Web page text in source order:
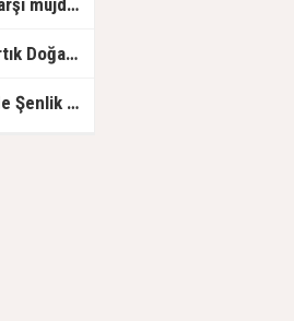
Fettah Can'dan Bursaspor marşı müjdesi
Osmangazi’de Zirai Atıklar Artık Doğaya Değil Geri Dönüşüme
Osmangazi’nin Mahallelerinde Şenlik Var